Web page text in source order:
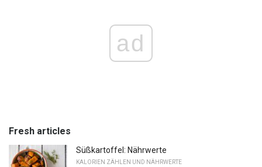
ad
Fresh articles
Süßkartoffel: Nährwerte
KALORIEN ZÄHLEN UND NÄHRWERTE